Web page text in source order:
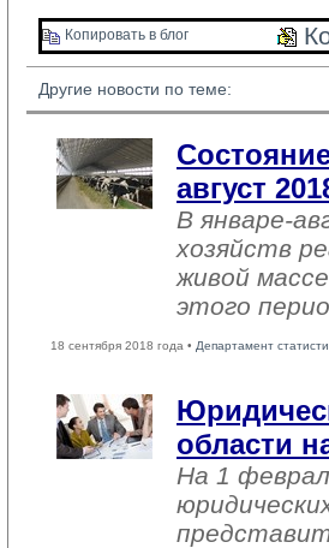
Копировать в блог
Другие новости по теме:
август
В январе-
хозяйств
живой
этого
18 сентября 2018 года • Департамент
области
На 1